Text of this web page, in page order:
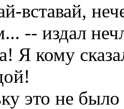
вставай,
-- издал
Я кому
это не